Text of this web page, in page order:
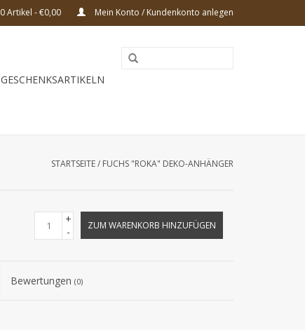
0 Artikel - €0,00 Mein Konto / Kundenkonto anlegen
GESCHENKSARTIKELN
STARTSEITE/ FUCHS "ROKA" DEKO-ANHÄNGER
+
-
ZUM WARENKORB HINZUFÜGEN
Bewertungen(0)